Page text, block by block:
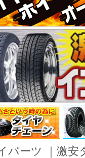
パーツ ｜ 激安